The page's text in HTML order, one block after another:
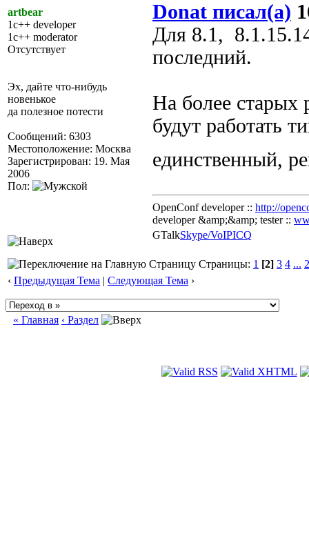
artbear
1c++ developer
1c++ moderator
Отсутствует
Эх, дайте что-нибудь
новенькое
да полезное потести
Сообщений: 6303
Местоположение: Москва
Зарегистрирован: 19. Мая
2006
Пол:
Donat писал(а)
Для 8.1,
последний.
На более старых
будут работать
единственный,
OpenConf developer :: http://
developer &amp;&amp; tester ::
GTalkSkype/VoIPICQ
Страницы: 1 [2] 3 4 ...
‹ Предыдущая Тема | Следующая Тема ›
« Главная ‹ Раздел